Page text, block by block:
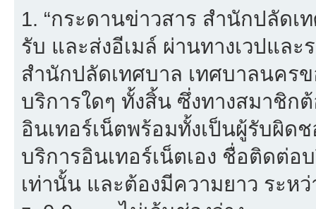
1. “กระดานข่าวสาร สำนักปลัด
รับ และส่งอีเมล์ ผ่านทางเวปแล
สำนักปลัดเทศบาล เทศบาลนคร
บริการใดๆ ทั้งสิ้น ซึ่งทางสมาชิก
อินเทอร์เน็ตพร้อมทั้งเป็นผู้รับผิด
บริการอินเทอร์เน็ตเอง ชื่อติดต่อ
เท่านั้น และต้องมีความยาว ระห